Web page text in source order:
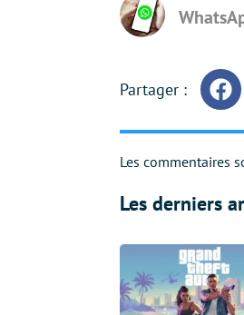
Les commentaires
Les derniers